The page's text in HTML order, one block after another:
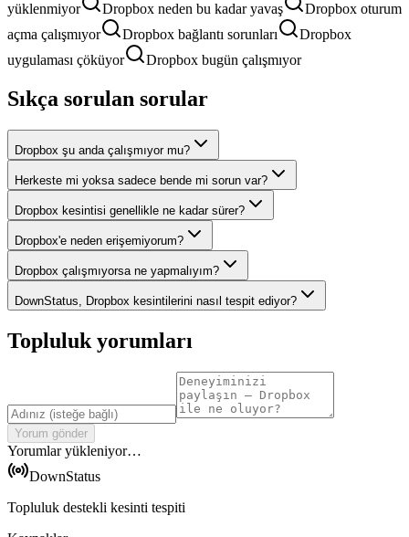
yüklenmiyor
Dropbox neden bu kadar yavaş
Dropbox oturum
açma çalışmıyor
Dropbox bağlantı sorunları
Dropbox
uygulaması çöküyor
Dropbox bugün çalışmıyor
Sıkça sorulan sorular
Dropbox şu anda çalışmıyor mu?
Herkeste mi yoksa sadece bende mi sorun var?
Dropbox kesintisi genellikle ne kadar sürer?
Dropbox'e neden erişemiyorum?
Dropbox çalışmıyorsa ne yapmalıyım?
DownStatus, Dropbox kesintilerini nasıl tespit ediyor?
Topluluk yorumları
Yorum gönder
Yorumlar yükleniyor…
DownStatus
Topluluk destekli kesinti tespiti